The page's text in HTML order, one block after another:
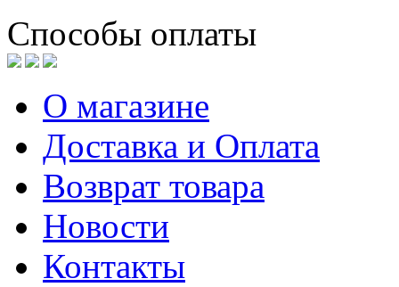
Способы оплаты
О магазине
Доставка и Оплата
Возврат товара
Новости
Контакты